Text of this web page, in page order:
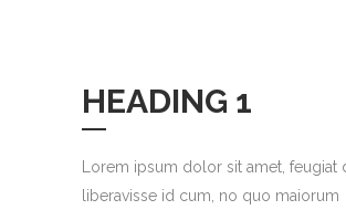
HEADING 1
Lorem ipsum dolor sit amet, feugiat
liberavisse id cum, no quo maiorum